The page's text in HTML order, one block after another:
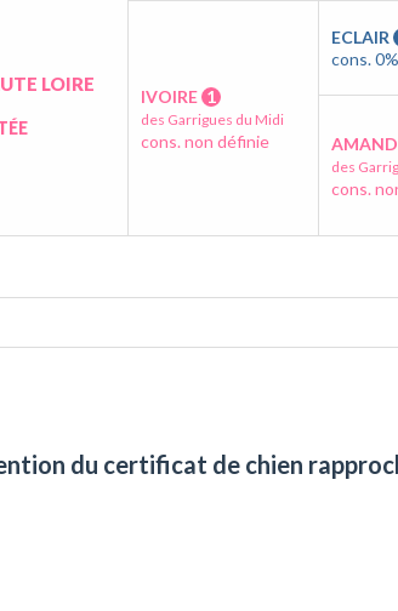
LOIRE
IVOIRE 1
des Garrigues du Midi
cons. non définie
ECLAIR
cons. 0%
des
cons.
du certificat de chien